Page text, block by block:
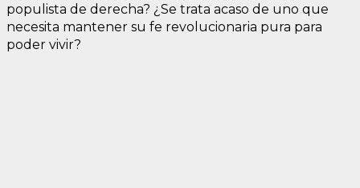
populista de derecha? ¿Se trata acaso de uno que
necesita mantener su fe revolucionaria pura para
poder vivir?